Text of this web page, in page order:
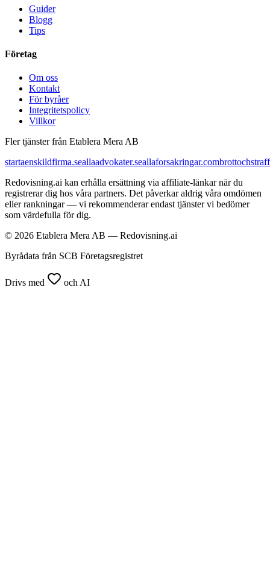
Guider
Blogg
Tips
Företag
Om oss
Kontakt
För byråer
Integritetspolicy
Villkor
Fler tjänster från Etablera Mera AB
startaenskildfirma.seallaadvokater.seallaforsakringar.com
Redovisning.ai kan erhålla ersättning via affiliate-länkar när du
registrerar dig hos våra partners. Det påverkar aldrig våra omdömen
eller rankningar — vi rekommenderar endast tjänster vi bedömer
som värdefulla för dig.
© 2026 Etablera Mera AB — Redovisning.ai
Byrådata från SCB Företagsregistret
Drivs med och AI